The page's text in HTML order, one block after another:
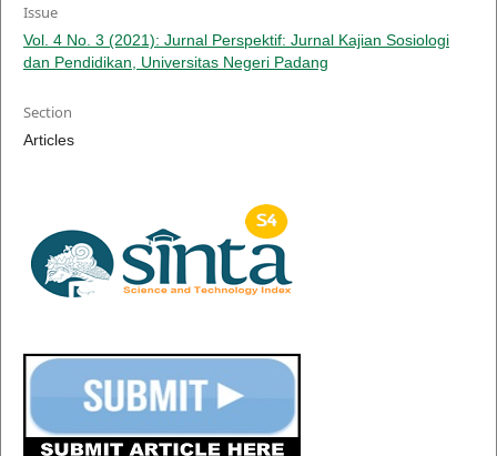
Issue
Vol. 4 No. 3 (2021): Jurnal Perspektif: Jurnal Kajian Sosiologi
dan Pendidikan, Universitas Negeri Padang
Section
Articles